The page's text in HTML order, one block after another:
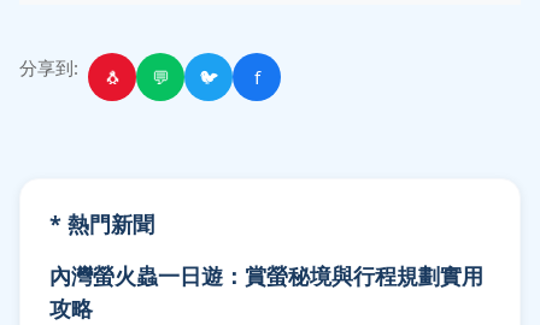
分享到: 🐧 💬 🐦 f
* 熱門新聞
內灣螢火蟲一日遊：賞螢秘境與行程規劃實用
攻略